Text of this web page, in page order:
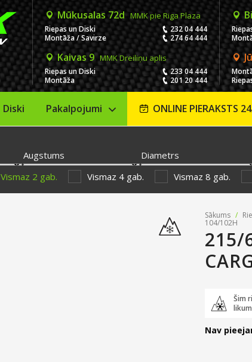
Mūkusalas 72d MMK pie Riga Plaza
Riepas un Diski
232 04 444
Montāža / Savirze
274 64 444
Kaivas 9 MMK Dreiliņu aplis
Riepas un Diski
233 04 444
Montāža
201 20 444
Sākums
Diski Pakalpojumi ONLINE PIERAKSTS
Augstums Diametrs
Vismaz 2 gab. Vismaz 4 gab. Vismaz 8 gab.
Sākums /
104/102H
215/
Šim
Nav